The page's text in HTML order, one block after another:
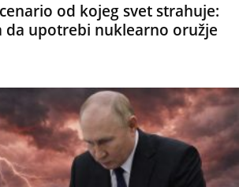
od kojeg svet strahuje:
da upotrebi nuklearno oružje